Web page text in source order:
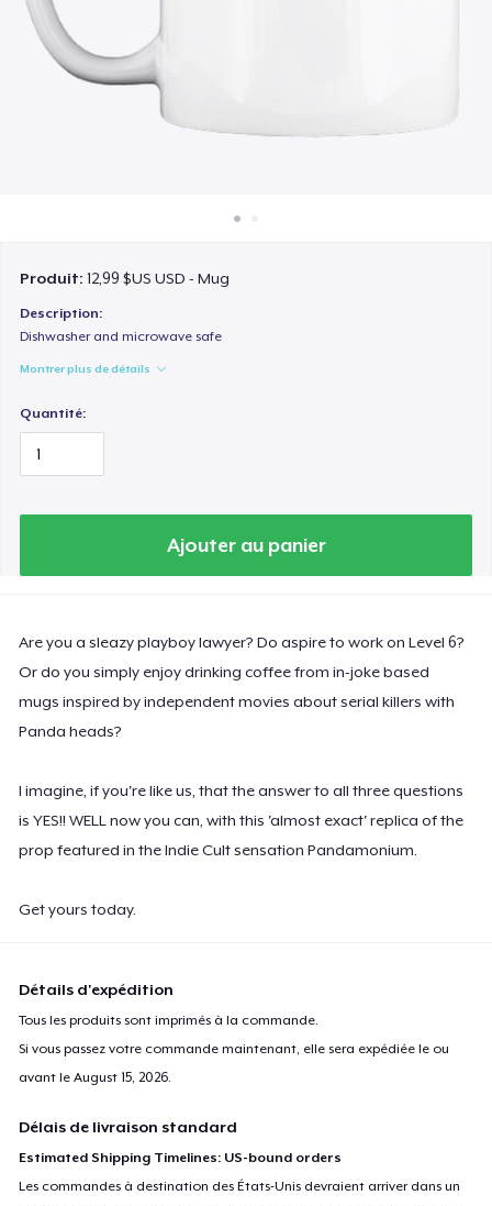
Produit:12,99 $US USD - Mug
Description:
Dishwasher and microwave safe
Montrer plus de détails
Quantité:
Ajouter au panier
Are you a sleazy playboy lawyer? Do aspire to work on Level 6?
Or do you simply enjoy drinking coffee from in-joke based
mugs inspired by independent movies about serial killers with
Panda heads?
I imagine, if you're like us, that the answer to all three questions
is YES!! WELL now you can, with this 'almost exact' replica of the
prop featured in the Indie Cult sensation Pandamonium.
Get yours today.
Détails d'expédition
Tous les produits sont imprimés à la commande.
Si vous passez votre commande maintenant, elle sera expédiée le ou
avant leAugust 15, 2026.
Délais de livraison standard
Estimated Shipping Timelines: US-bound orders
Les commandes à destination des États-Unis devraient arriver dans un